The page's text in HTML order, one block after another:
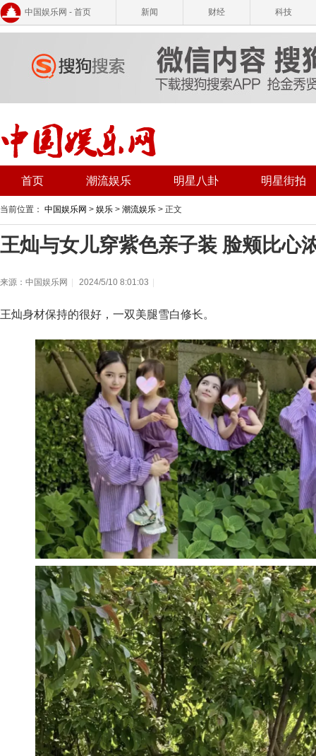
中国娱乐网 - 首页 新闻 财经 科技
首页 潮流娱乐 明星八卦 明星街拍
当前位置： 中国娱乐网 > 娱乐 > 潮流娱乐 > 正文
王灿与女儿穿紫色亲子装 脸颊比心
来源：中国娱乐网 2024/5/10 8:01:03
王灿身材保持的很好，一双美腿雪白修长。